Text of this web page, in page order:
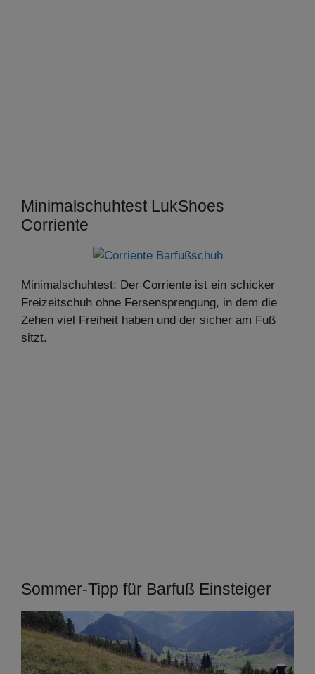
Minimalschuhtest LukShoes
Corriente
Minimalschuhtest: Der Corriente ist ein schicker
Freizeitschuh ohne Fersensprengung, in dem die
Zehen viel Freiheit haben und der sicher am Fuß
sitzt.
Sommer-Tipp für Barfuß Einsteiger